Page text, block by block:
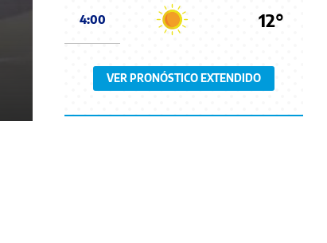
4:00 12°
VER PRONÓSTICO EXTENDIDO